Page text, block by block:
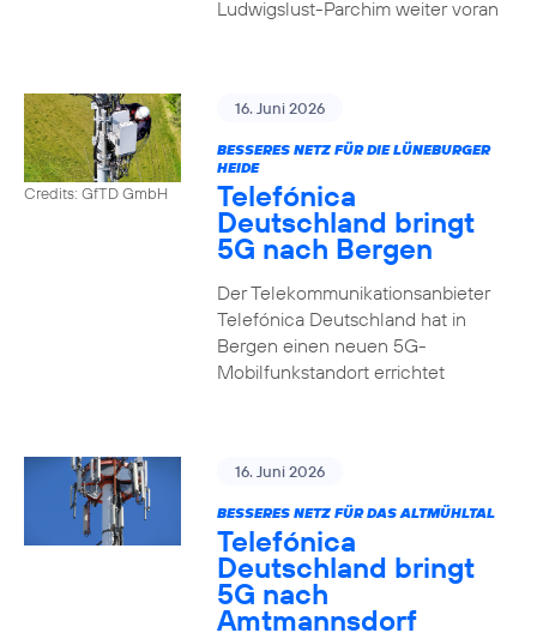
Ludwigslust-Parchim weiter voran
Credits: GfTD GmbH
16. Juni 2026
BESSERES NETZ FÜR DIE LÜNEBURGER
HEIDE
Telefónica
Deutschland bringt
5G nach Bergen
Der Telekommunikationsanbieter
Telefónica Deutschland hat in
Bergen einen neuen 5G-
Mobilfunkstandort errichtet
16. Juni 2026
BESSERES NETZ FÜR DAS ALTMÜHLTAL
Telefónica
Deutschland bringt
5G nach
Amtmannsdorf